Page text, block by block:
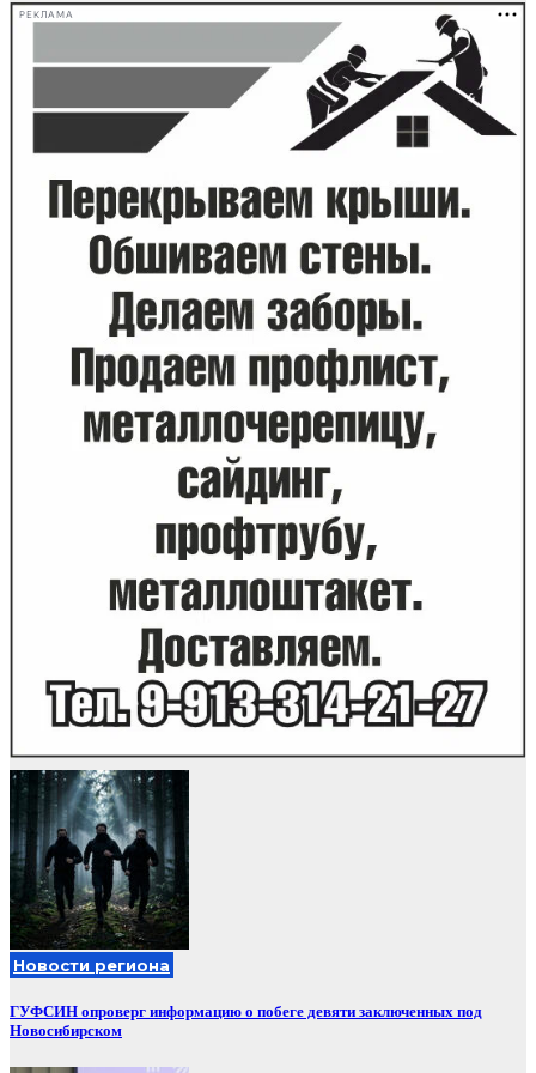
РЕКЛАМА
Новости региона
ГУФСИН опроверг информацию о побеге девяти заключенных под
Новосибирском